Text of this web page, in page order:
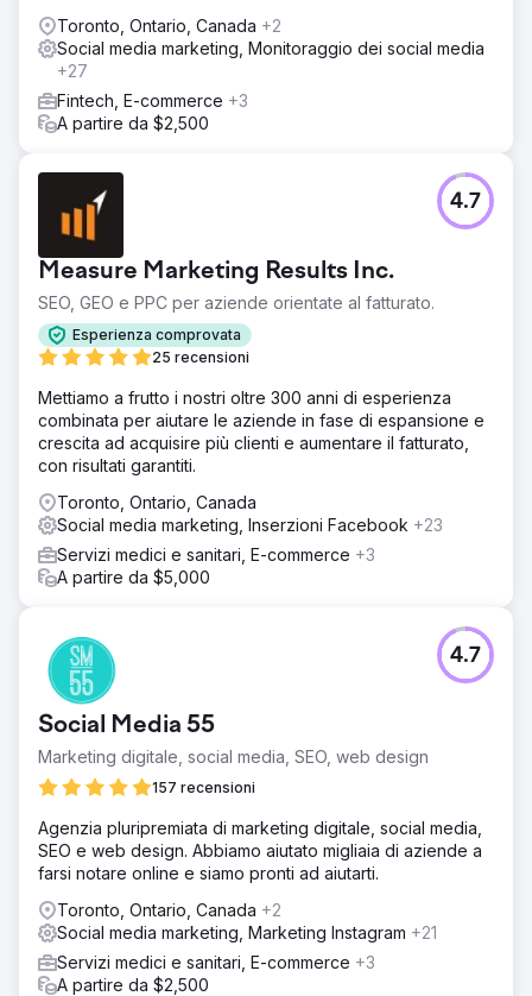
Toronto, Ontario, Canada +2
Social media marketing, Monitoraggio dei social media
+27
Fintech, E-commerce +3
A partire da $2,500
Measure Marketing Results Inc.
SEO, GEO e PPC per aziende orientate al fatturato.
Esperienza comprovata
25 recensioni
4.7
Mettiamo a frutto i nostri oltre 300 anni di esperienza
combinata per aiutare le aziende in fase di espansione e
crescita ad acquisire più clienti e aumentare il fatturato,
con risultati garantiti.
Toronto, Ontario, Canada
Social media marketing, Inserzioni Facebook +23
Servizi medici e sanitari, E-commerce +3
A partire da $5,000
Social Media 55
Marketing digitale, social media, SEO, web design
157 recensioni
4.7
Agenzia pluripremiata di marketing digitale, social media,
SEO e web design. Abbiamo aiutato migliaia di aziende a
farsi notare online e siamo pronti ad aiutarti.
Toronto, Ontario, Canada +2
Social media marketing, Marketing Instagram +21
Servizi medici e sanitari, E-commerce +3
A partire da $2,500